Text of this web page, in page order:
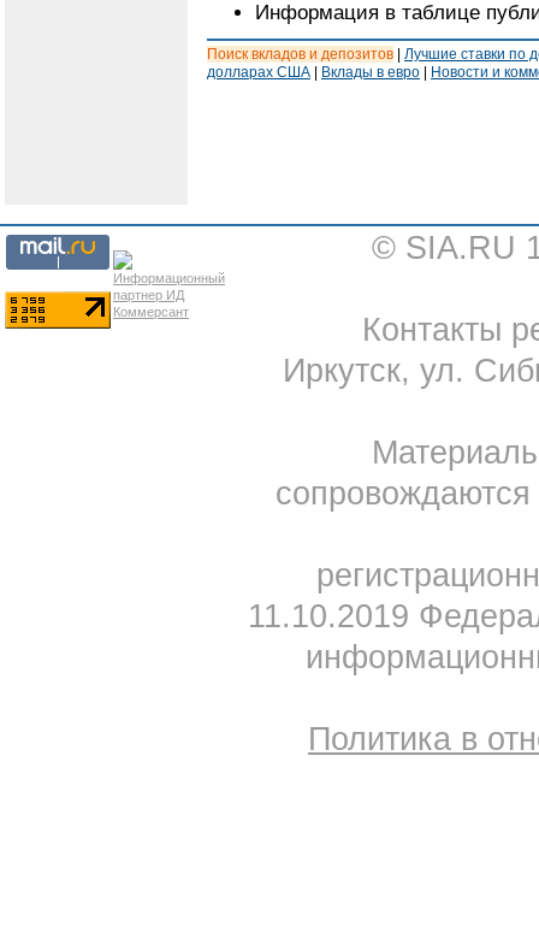
Информация в таблице
Поиск вкладов и депозитов
Лучшие ставки по
долларах США
Вклады в евро Новости и
© SIA.RU
Контакты
Иркутск, ул.
11.10.2019
Политика в